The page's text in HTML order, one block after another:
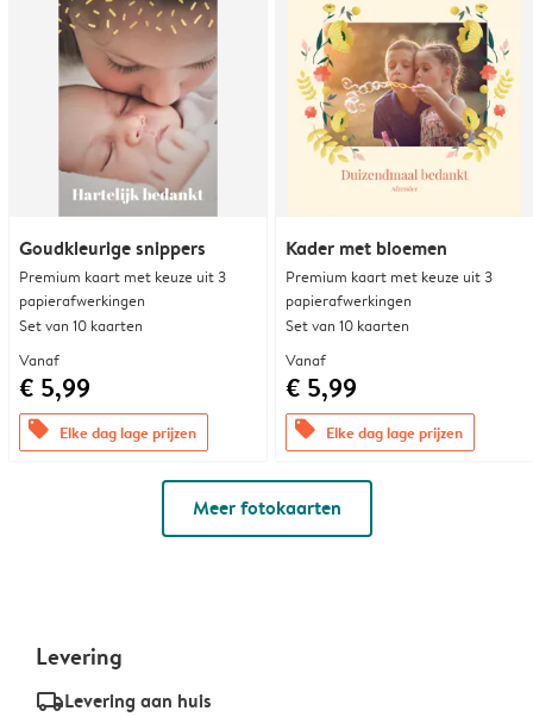
Goudkleurige snippers
Premium kaart met keuze uit 3
papierafwerkingen
Set van 10 kaarten
Vanaf
€ 5,99
offers Elke dag lage prijzen
Kader met bloemen
Premium kaart met keuze uit 3
papierafwerkingen
Set van 10 kaarten
Vanaf
€ 5,99
offers Elke dag lage prijzen
Meer fotokaarten
Levering
delivery_standard_v2Levering aan huis